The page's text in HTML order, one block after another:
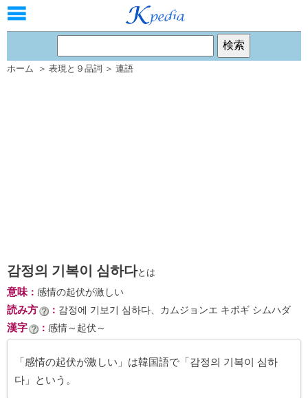
ホーム ＞ 表現と９品詞 ＞ 連語
감정의 기복이 심하다とは
意味： 感情の起伏が激しい
読み方 ： 감정에 기보기 심하다、カムジョンエ キボギ シムハダ
漢字 ： 感情～起伏～
「感情の起伏が激しい」は韓国語で「감정의 기복이 심하
다」という。